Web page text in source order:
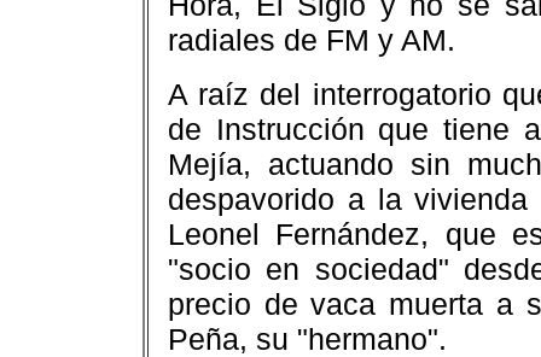
radiales de FM y AM.
A raíz del interrogatorio
de Instrucción que tiene
Mejía, actuando sin
despavorido a la
Leonel Fernández, que
"socio en sociedad"
precio de vaca muerta a
Peña, su "hermano".